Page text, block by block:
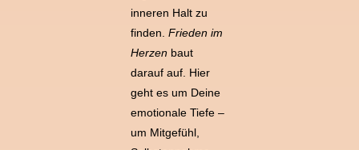
inneren Halt zu
finden. Frieden im
Herzenbaut
darauf auf. Hier
geht es um Deine
emotionale Tiefe –
um Mitgefühl,